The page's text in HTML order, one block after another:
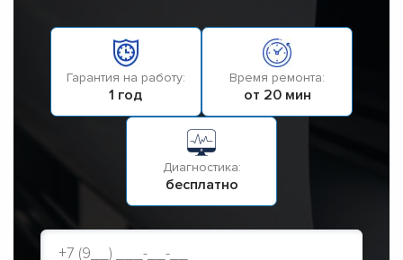
Гарантия на работу:
1 год
Время ремонта:
от 20 мин
Диагностика:
бесплатно